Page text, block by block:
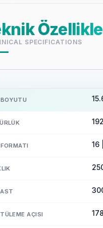
SPECIFICATIONS
16
AÇISI